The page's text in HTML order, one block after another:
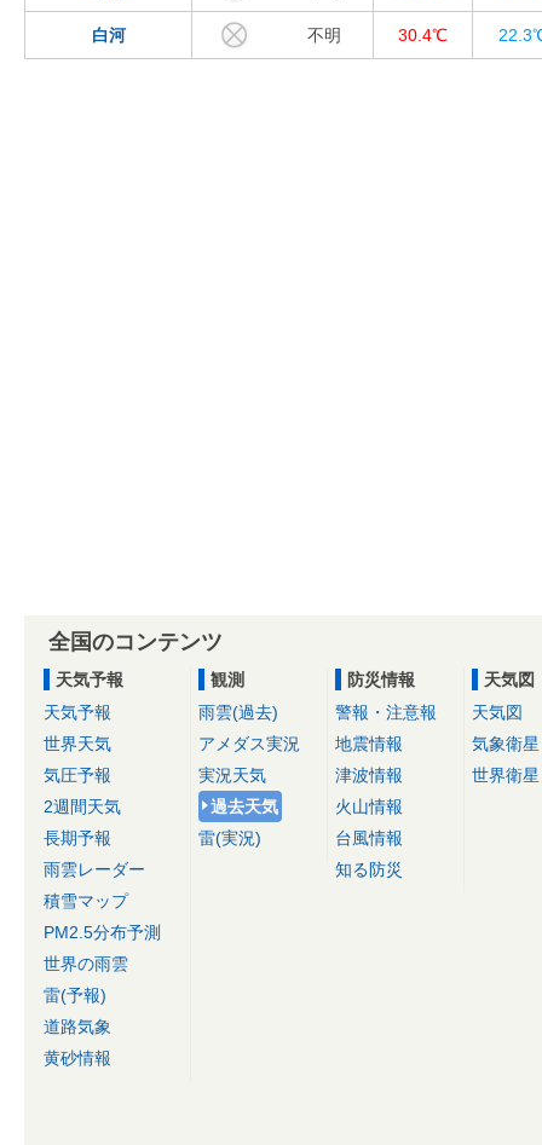
白河 不明 30.4℃
全国のコンテンツ
天気予報
天気予報
世界天気
気圧予報
2週間天気
長期予報
雨雲レーダー
積雪マップ
PM2.5分布予測
世界の雨雲
雷(予報)
道路気象
黄砂情報
観測
雨雲(過去)
アメダス実況
実況天気
過去天気
雷(実況)
防災情報
警報・注意報
地震情報
津波情報
火山情報
台風情報
知る防災
天気図
天気図
気象衛星
世界衛星